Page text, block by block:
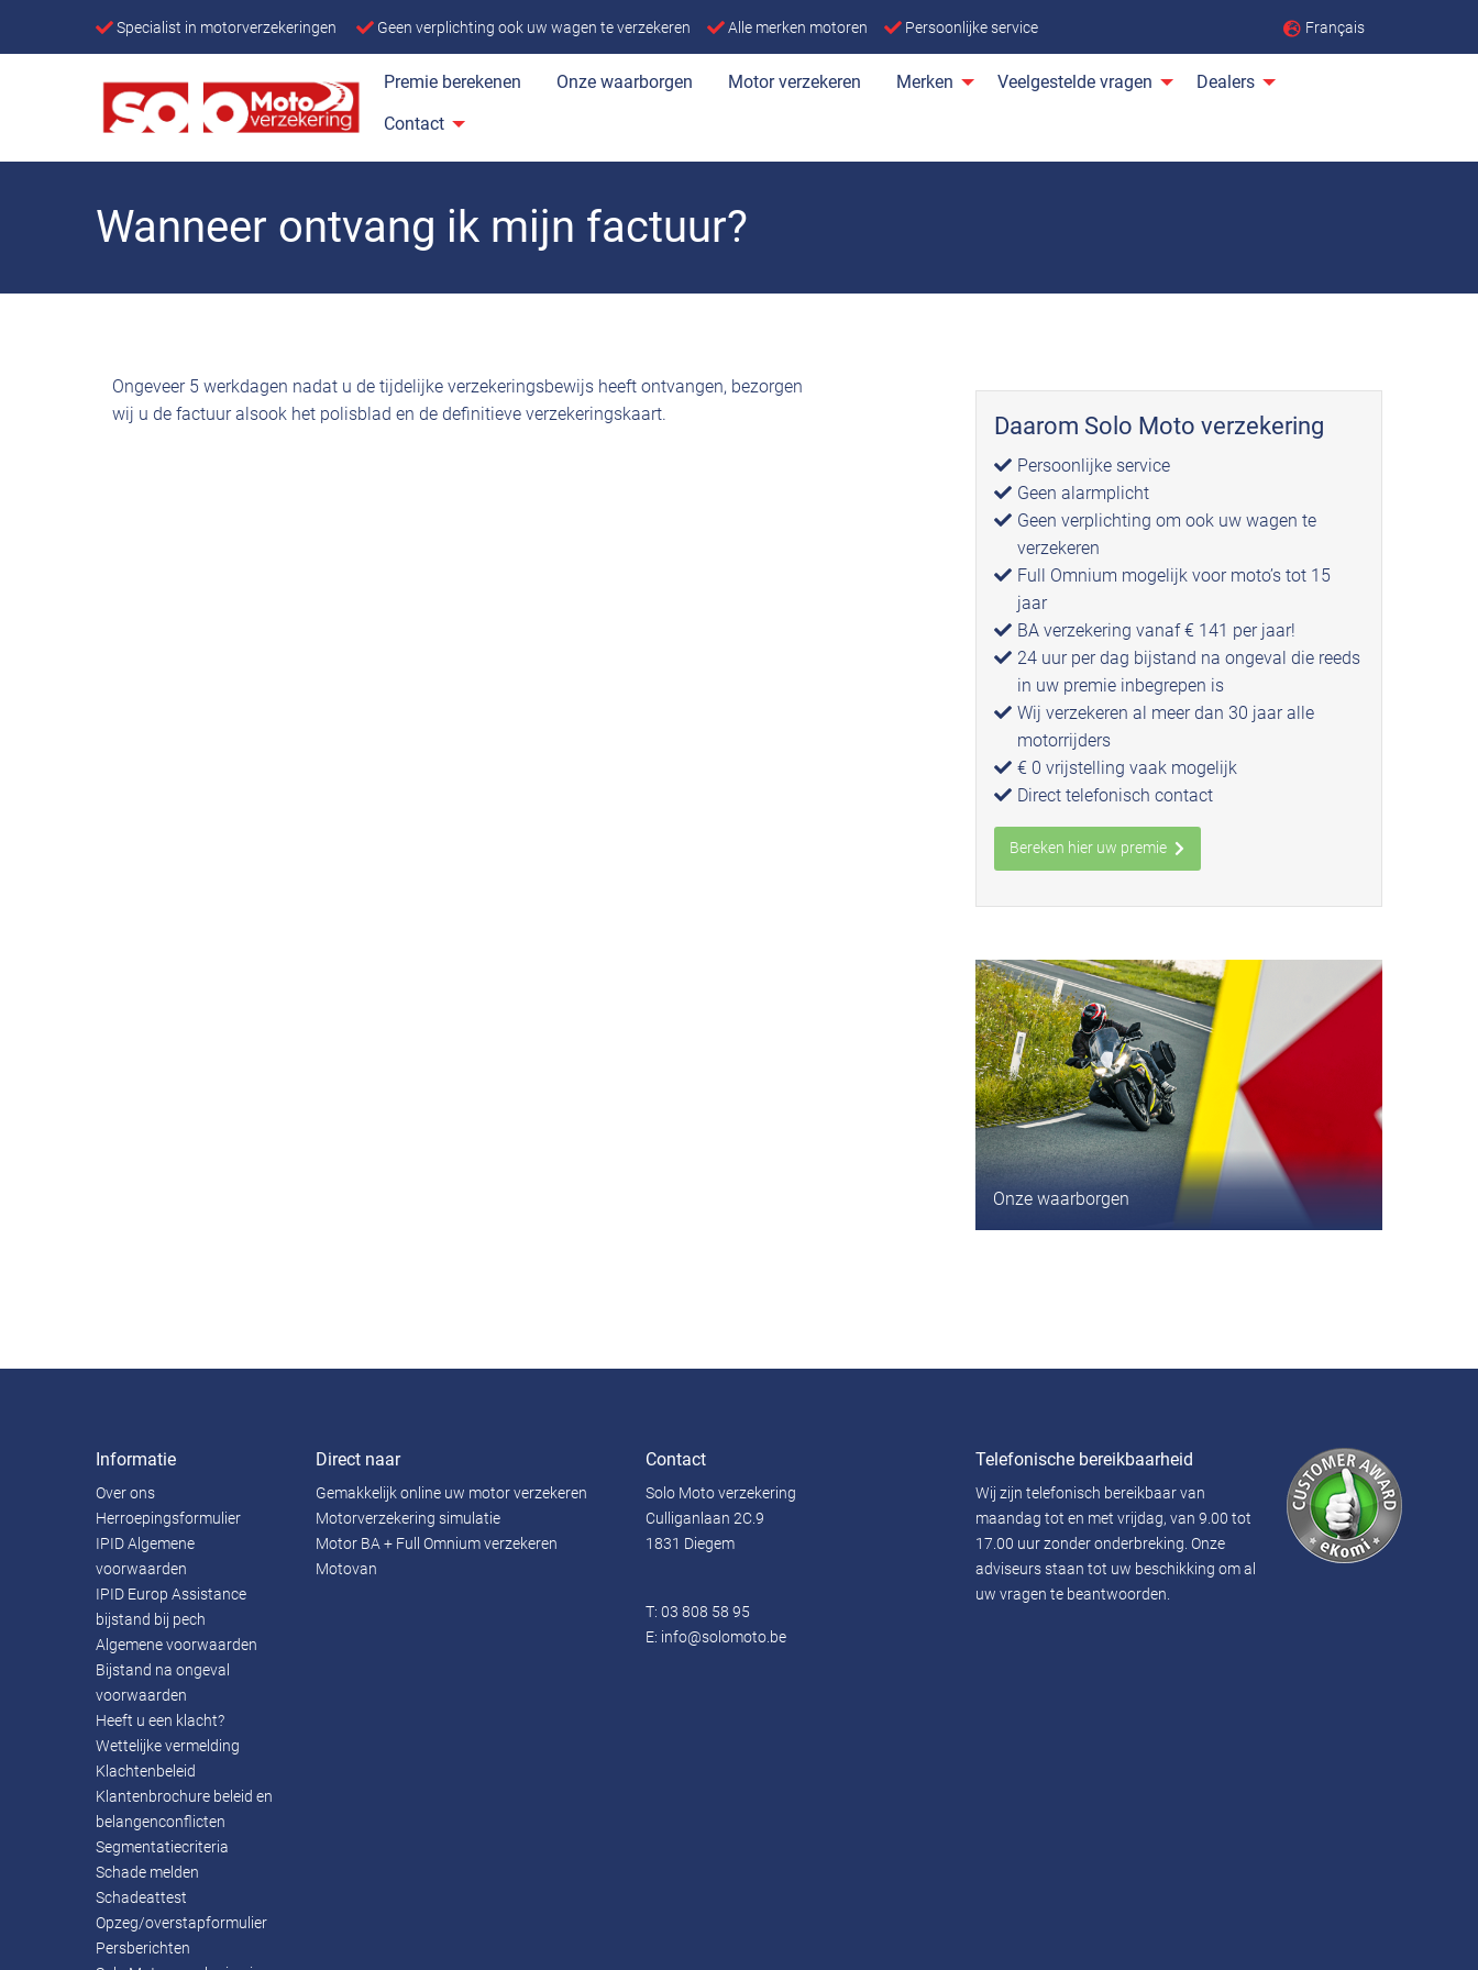
Specialist in motorverzekeringen Geen verplichting ook uw wagen te verzekeren Alle merken motoren Persoonlijke service Français
Premie berekenen Onze waarborgen Motor verzekeren Merken Veelgestelde vragen Dealers
Contact
Wanneer ontvang ik mijn factuur?
Ongeveer 5 werkdagen nadat u de tijdelijke verzekeringsbewijs heeft ontvangen, bezorgen
wij u de factuur alsook het polisblad en de definitieve verzekeringskaart.
Daarom Solo Moto verzekering
Persoonlijke service
Geen alarmplicht
Geen verplichting om ook uw wagen te
verzekeren
Full Omnium mogelijk voor moto’s tot 15
jaar
BA verzekering vanaf € 141 per jaar!
24 uur per dag bijstand na ongeval die reeds
in uw premie inbegrepen is
Wij verzekeren al meer dan 30 jaar alle
motorrijders
€ 0 vrijstelling vaak mogelijk
Direct telefonisch contact
Bereken hier uw premie
Onze waarborgen
Informatie
Over ons
Herroepingsformulier
IPID Algemene
voorwaarden
IPID Europ Assistance
bijstand bij pech
Algemene voorwaarden
Bijstand na ongeval
voorwaarden
Heeft u een klacht?
Wettelijke vermelding
Klachtenbeleid
Klantenbrochure beleid en
belangenconflicten
Segmentatiecriteria
Schade melden
Schadeattest
Opzeg/overstapformulier
Persberichten
Direct naar
Gemakkelijk online uw motor verzekeren
Motorverzekering simulatie
Motor BA + Full Omnium verzekeren
Motovan
Contact
Solo Moto verzekering
Culliganlaan 2C.9
1831 Diegem
T: 03 808 58 95
E: info@solomoto.be
Telefonische bereikbaarheid
Wij zijn telefonisch bereikbaar van
maandag tot en met vrijdag, van 9.00 tot
17.00 uur zonder onderbreking. Onze
adviseurs staan ​​tot uw beschikking om al
uw vragen te beantwoorden.